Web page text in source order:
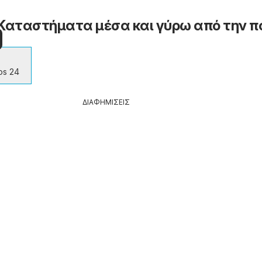
μέσα και γύρω από την
24
ΔΙΑΦΗΜΙΣΕΙΣ